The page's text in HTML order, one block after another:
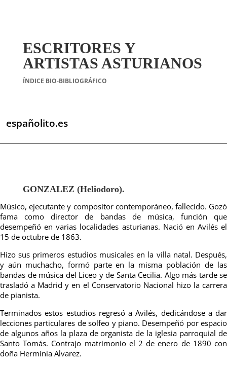
ESCRITORES Y
ARTISTAS ASTURIANOS
ÍNDICE BIO-BIBLIOGRÁFICO
españolito.es
GONZALEZ (Heliodoro).
Músico, ejecutante y compositor contemporáneo, fallecido. Gozó
fama como director de bandas de música, función que
desempeñó en varias localidades asturianas. Nació en Avilés el
15 de octubre de 1863.
Hizo sus primeros estudios musicales en la villa natal. Después,
y aún muchacho, formó parte en la misma población de las
bandas de música del Liceo y de Santa Cecilia. Algo más tarde se
trasladó a Madrid y en el Conservatorio Nacional hizo la carrera
de pianista.
Terminados estos estudios regresó a Avilés, dedicándose a dar
lecciones particulares de solfeo y piano. Desempeñó por espacio
de algunos años la plaza de organista de la iglesia parroquial de
Santo Tomás. Contrajo matrimonio el 2 de enero de 1890 con
doña Herminia Alvarez.